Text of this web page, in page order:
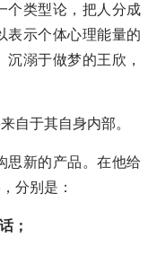
个类型论，把人分成
表示个体心理能量的
溺于做梦的王欣，
自于其自身内部。
思新的产品。在他给
分别是：
；